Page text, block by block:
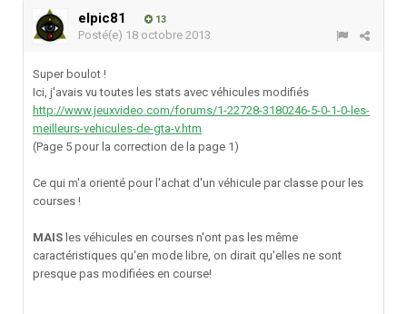
elpic81 13
Posté(e) 18 octobre 2013
Super boulot !
Ici, j'avais vu toutes les stats avec véhicules modifiés
http://www.jeuxvideo.com/forums/1-22728-3180246-5-0-1-0-les-
meilleurs-vehicules-de-gta-v.htm
(Page 5 pour la correction de la page 1)
Ce qui m'a orienté pour l'achat d'un véhicule par classe pour les
courses !
MAIS les véhicules en courses n'ont pas les même
caractéristiques qu'en mode libre, on dirait qu'elles ne sont
presque pas modifiées en course!